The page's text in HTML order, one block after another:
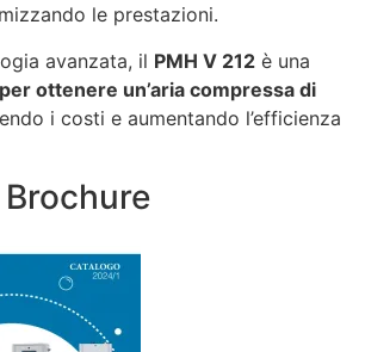
le prestazioni.
avanzata, il PMH V 212 è una
ottenere un’aria compressa di
i costi e aumentando l’efficienza